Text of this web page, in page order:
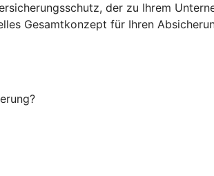
der zu Ihrem
Gesamtkonzept für Ihren